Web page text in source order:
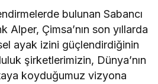
bulunan Sabancı
Alper, Çimsa’nın son yıllarda
ayak izini güçlendirdiğinin
şirketlerimizin, Dünya’nın
koyduğumuz vizyona